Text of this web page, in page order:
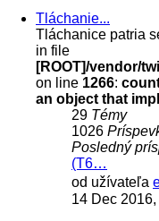
Tláchanie...
Tláchanice patria
in file
[ROOT]/vendor/
on line 1266:
an object that
29 Témy
1026
Posledný
(T6…
od užívateľa
14 Dec